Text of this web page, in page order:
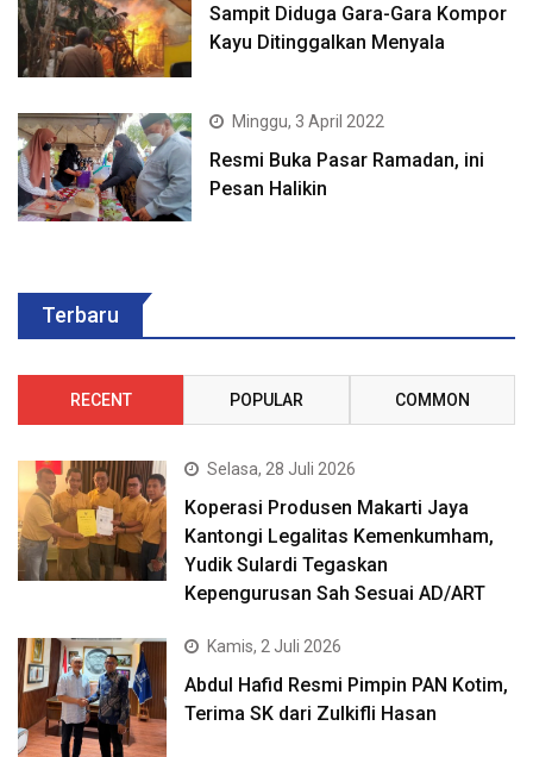
Sampit Diduga Gara-Gara Kompor
Kayu Ditinggalkan Menyala
Minggu, 3 April 2022
Resmi Buka Pasar Ramadan, ini
Pesan Halikin
Terbaru
RECENT POPULAR COMMON
Selasa, 28 Juli 2026
Koperasi Produsen Makarti Jaya
Kantongi Legalitas Kemenkumham,
Yudik Sulardi Tegaskan
Kepengurusan Sah Sesuai AD/ART
Kamis, 2 Juli 2026
Abdul Hafid Resmi Pimpin PAN Kotim,
Terima SK dari Zulkifli Hasan